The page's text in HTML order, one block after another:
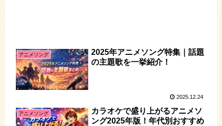
アニメソング
2025年アニメソング特集｜話題
の主題歌を一挙紹介！
2025.12.24
アニメソング
カラオケで盛り上がるアニメソ
ング2025年版！年代別おすすめ